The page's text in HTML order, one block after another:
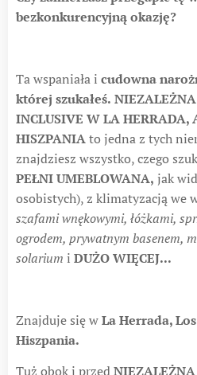
bezkonkurencyjną okazję?
Ta wspaniała i cudowna
której szukałeś.
INCLUSIVE W LA HERRADA,
HISZPANIAto jedna z tych
znajdziesz wszystko, czego
PEŁNI UMEBLOWANA, jak
osobistych), z klimatyzacją we
szafami wnękowymi, łóżkami,
ogrodem, prywatnym basenem,
solarium i DUŻO WIĘCEJ...
Znajduje się wLa Herrada,
Hiszpania.
Tuż obok i przed